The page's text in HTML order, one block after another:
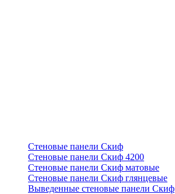
Стеновые панели Скиф
Стеновые панели Скиф 4200
Стеновые панели Скиф матовые
Стеновые панели Скиф глянцевые
Выведенные стеновые панели Скиф